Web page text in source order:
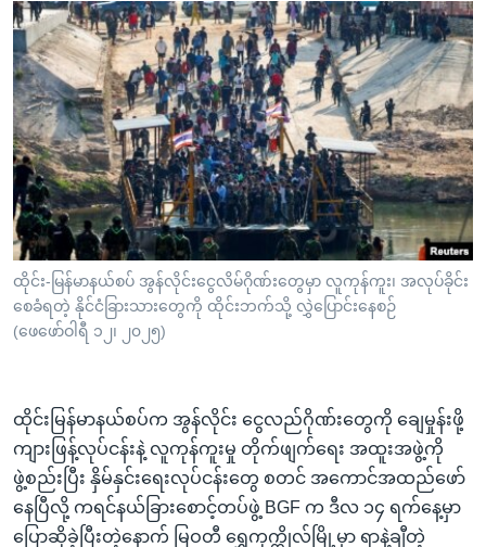
ကျော်
ကြည့်
ရန်
ပင်မ
အ
ညွန်း
စာမျက်နှာ
သို့
ကျော်
ကြည့်
ရန်
ရှာဖွေ
သို့
ကျော်
ရန်
အမေရိကန်သုံးအီဒီယံ
မကြေးမုံရဲ့ အင်္ဂလိပ်စာ
ရုပ်ရှင်ထဲက အင်္ဂလိပ်စာ
သုတပဒေသာ အင်္ဂလိပ်စာ
အပတ်စဉ်ကဏ္ဍများ
ရေဒီယို
တီဗွီ
ရေဒီယိုနှင့်ရုပ်သံ အချက်အလက်များ
ရေဒီယို/တီဗွီအစီအစဉ်
Learning English
ဗွီအိုအေ လူမှုကွန်ယက်များ
ဘာသာစကားများ
ထိုင်း-မြန်မာနယ်စပ် အွန်လိုင်းငွေလိမ်ဂိုဏ်းတွေမှာ လူကုန်ကူး၊ အလုပ်ခိုင်း
စေခံရတဲ့ နိုင်ငံခြားသားတွေကို ထိုင်းဘက်သို့ လွှဲပြောင်းနေစဉ်
(ဖေဖော်ဝါရီ ၁၂၊ ၂၀၂၅)
ထိုင်းမြန်မာနယ်စပ်က အွန်လိုင်း ငွေလည်ဂိုဏ်းတွေကို ချေမှုန်းဖို့
ကျားဖြန့်လုပ်ငန်းနဲ့ လူကုန်ကူးမှု တိုက်ဖျက်ရေး အထူးအဖွဲ့ကို
ဖွဲ့စည်းပြီး နှိမ်နှင်းရေးလုပ်ငန်းတွေ စတင် အကောင်အထည်ဖော်
နေပြီလို့ ကရင်နယ်ခြားစောင့်တပ်ဖွဲ့ BGF က ဒီလ ၁၄ ရက်နေ့မှာ
ပြောဆိုခဲ့ပြီးတဲ့နောက် မြဝတီ ရွှေကုက္ကိုလ်မြို့မှာ ရာနဲ့ချီတဲ့